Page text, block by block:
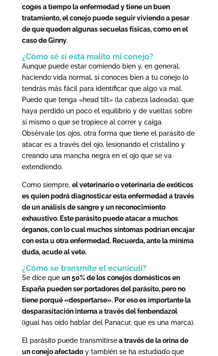
coges a tiempo la enfermedad y tiene un buen
tratamiento, el conejo puede seguir viviendo a pesar
de que queden algunas secuelas físicas, como en el
caso de Ginny.
¿Cómo sé si está malito mi conejo?
Aunque puede estar comiendo bien y, en general,
haciendo vida normal, si conoces bien a tu conejo lo
tendrás más fácil para identificar que algo va mal.
Puede que tenga «head tilt» (la cabeza ladeada), que
haya perdido un poco el equilibrio y de vueltas sobre
sí mismo o que se tropiece al correr y caiga.
Obsérvale los ojos, otra forma que tiene el parásito de
atacar es a través del ojo, lesionando el cristalino y
creando una mancha negra en el ojo que se va
extendiendo.
Como siempre, el veterinario o veterinaria de exóticos
es quien podrá diagnosticar esta enfermedad a través
de un análisis de sangre y un reconocimiento
exhaustivo. Este parásito puede atacar a muchos
órganos, con lo cual muchos síntomas podrían encajar
con esta u otra enfermedad. Recuerda, ante la mínima
duda, acude al vete.
¿Cómo se transmite el ecuniculi?
Se dice que un 50% de los conejos domésticos en
España pueden ser portadores del parásito, pero no
tiene porqué «despertarse». Por eso es importante la
desparasitación interna a través del fenbendazol
(igual has oído hablar del Panacur, que es una marca).
El parásito puede transmitirsea través de la orina de
un conejo afectadoy también se ha estudiado que